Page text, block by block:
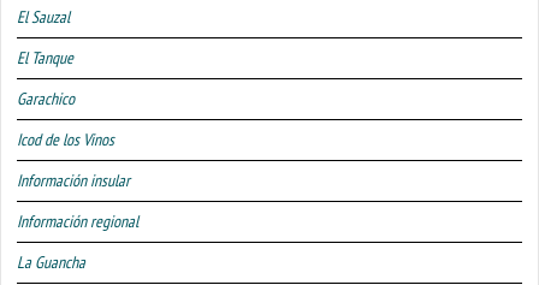
El Sauzal
El Tanque
Garachico
Icod de los Vinos
Información insular
Información regional
La Guancha